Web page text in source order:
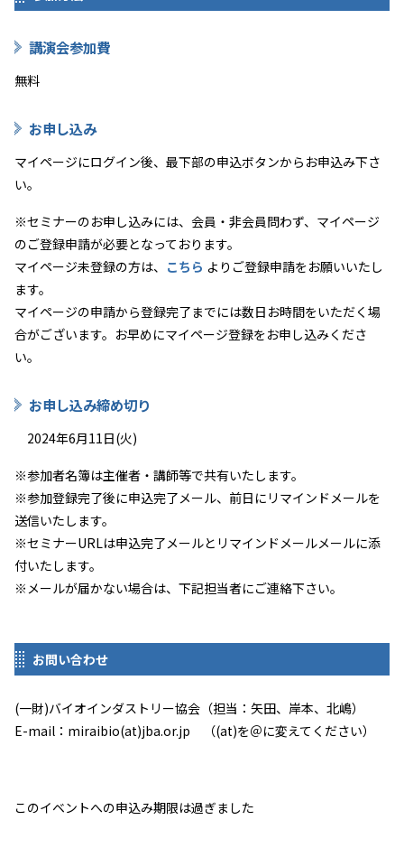
講演会参加費
無料
お申し込み
マイページにログイン後、最下部の申込ボタンからお申込み下さ
い。
※セミナーのお申し込みには、会員・非会員問わず、マイページ
のご登録申請が必要となっております。
マイページ未登録の方は、 こちら よりご登録申請をお願いいたし
ます。
マイページの申請から登録完了までには数日お時間をいただく場
合がございます。お早めにマイページ登録をお申し込みくださ
い。
お申し込み締め切り
2024年6月11日(火)
※参加者名簿は主催者・講師等で共有いたします。
※参加登録完了後に申込完了メール、前日にリマインドメールを
送信いたします。
※セミナーURLは申込完了メールとリマインドメールメールに添
付いたします。
※メールが届かない場合は、下記担当者にご連絡下さい。
お問い合わせ
(一財)バイオインダストリー協会（担当：矢田、岸本、北嶋）
E-mail：miraibio(at)jba.or.jp （(at)を＠に変えてください）
このイベントへの申込み期限は過ぎました